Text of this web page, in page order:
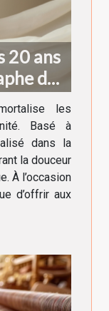
20 ans
de
!
les
Basé à
dans la
la douceur
À l’occasion
d’offrir aux